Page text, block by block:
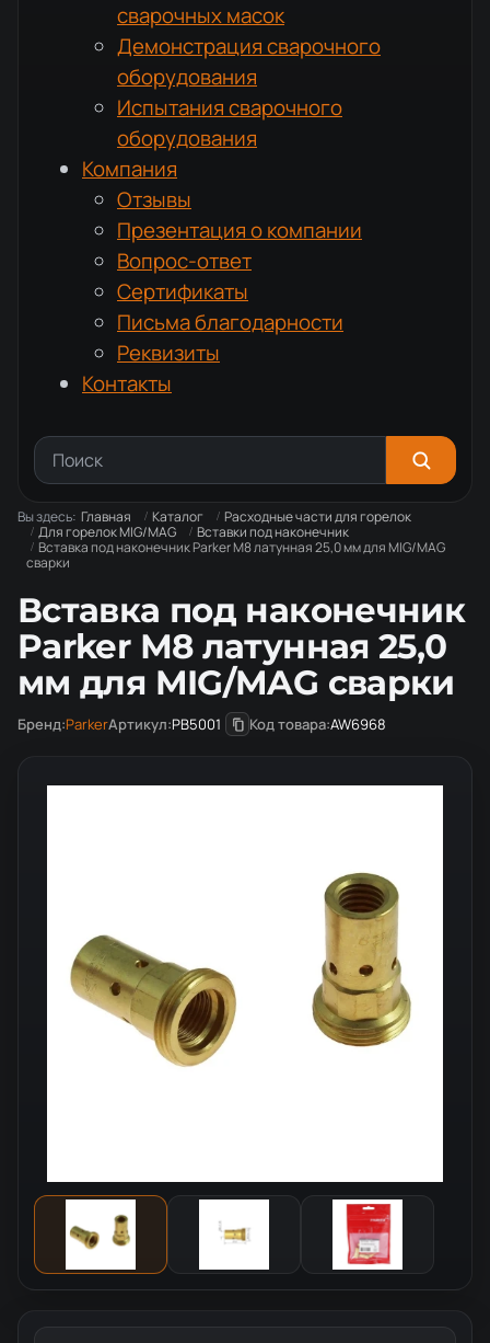
сварочных масок
Демонстрация сварочного
оборудования
Испытания сварочного
оборудования
Компания
Отзывы
Презентация о компании
Вопрос-ответ
Сертификаты
Письма благодарности
Реквизиты
Контакты
Вы здесь: Главная Каталог
Расходные части для горелок
Для горелок MIG/MAG
Вставки под наконечник
Вставка под наконечник Parker М8 латунная 25,0 мм для MIG/MAG
сварки
Вставка под наконечник
Parker М8 латунная 25,0
мм для MIG/MAG сварки
Бренд:ParkerАртикул:PB5001 Код товара:AW6968